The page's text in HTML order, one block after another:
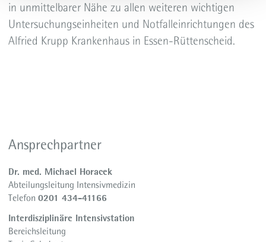
in unmittelbarer Nähe zu allen weiteren wichtigen
Untersuchungseinheiten und Notfalleinrichtungen des
Alfried Krupp Krankenhaus in Essen-Rüttenscheid.
Ansprechpartner
Dr. med. Michael Horacek
Abteilungsleitung Intensivmedizin
Telefon0201 434-41166
Interdisziplinäre Intensivstation
Bereichsleitung